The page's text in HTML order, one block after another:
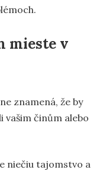
mieste v
znamená, že by
činům alebo
niečiu tajomstvo a